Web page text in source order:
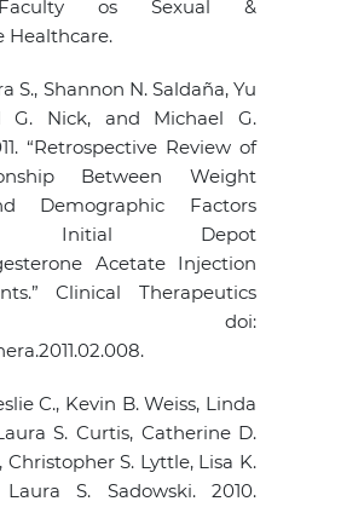
os Sexual &
Healthcare.
S., Shannon N. Saldaña, Yu
G. Nick, and Michael G.
“Retrospective Review of
Between Weight
Demographic Factors
Initial Depot
Acetate Injection
Clinical Therapeutics
doi:
C., Kevin B. Weiss, Linda
S. Curtis, Catherine D.
S. Lyttle, Lisa K.
S. Sadowski. 2010.